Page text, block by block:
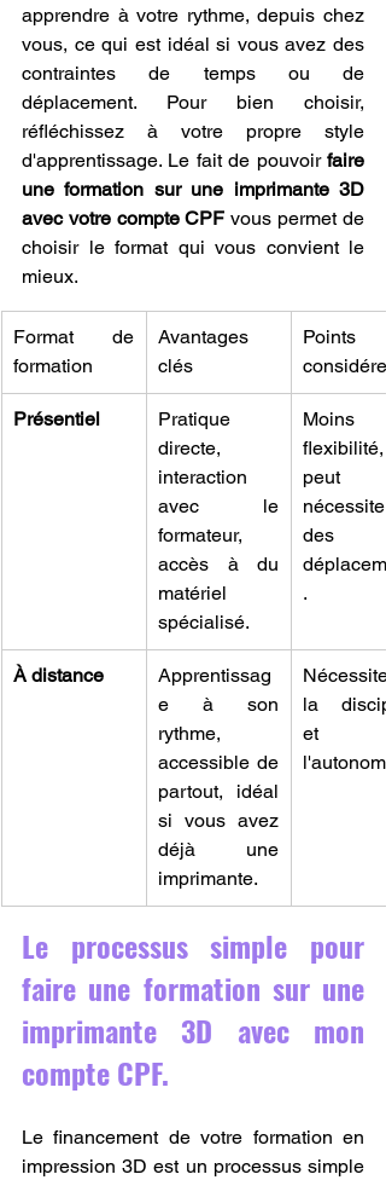
apprendre à votre rythme, depuis chez
vous, ce qui est idéal si vous avez des
contraintes de temps ou de
déplacement. Pour bien choisir,
réfléchissez à votre propre style
d'apprentissage. Le fait de pouvoir faire
une formation sur une imprimante 3D
avec votre compte CPF vous permet de
choisir le format qui vous convient le
mieux.
Format de
formation
Avantages
clés
considérer
Présentiel
Pratique
directe,
interaction
avec le
formateur,
accès à du
matériel
spécialisé.
Moins
flexibilité,
peut
nécessiter
des
.
À distance
Apprentissag
e à son
rythme,
accessible de
partout, idéal
si vous avez
déjà une
imprimante.
la
et
Le processus simple pour
faire une formation sur une
imprimante 3D avec mon
compte CPF.
Le financement de votre formation en
impression 3D est un processus simple